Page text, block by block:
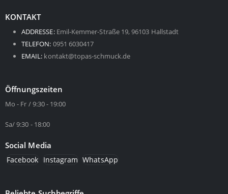
KONTAKT
ADDRESSE: Emil-Kemmer-Straße 19, 96103 Hallstadt
TELEFON: 0951 6030417
EMAIL: kontakt@topas-schmuck.de
Öffnungszeiten
Mo - Fr / 9:30 - 19:00
Sa/ 9:30 - 18:00
Social Media
Facebook Instagram WhatsApp